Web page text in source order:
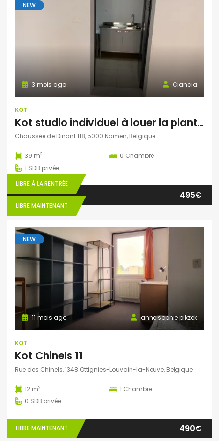
NEW
Ciancia
3 mois ago
KOT
Kot studio individuel à louer la plante Namur
Chaussée de Dinant 118, 5000 Namen, Belgique
39 m2 0 Chambre
1 SDB privée
LIBRE À LA RENTRÉE
LIBRE MAINTENANT
495€
NEW
anne sophie pikzek
11 mois ago
KOT
Kot Chinels 11
Rue des Chinels, 1348 Ottignies-Louvain-la-Neuve, Belgique
12 m2 1 Chambre
0 SDB privée
LIBRE MAINTENANT 490€